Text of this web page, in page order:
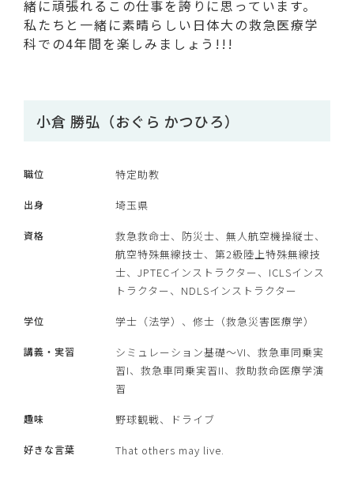
緒に頑張れるこの仕事を誇りに思っています。
私たちと一緒に素晴らしい日体大の救急医療学
科での4年間を楽しみましょう!!!
小倉 勝弘（おぐら かつひろ）
職位 特定助教
出身 埼玉県
資格
救急救命士、防災士、無人航空機操縦士、
航空特殊無線技士、第2級陸上特殊無線技
士、JPTECインストラクター、ICLSインス
トラクター、NDLSインストラクター
学位 学士（法学）、修士（救急災害医療学）
講義・実習
シミュレーション基礎～VI、救急車同乗実
習I、救急車同乗実習II、救助救命医療学演
習
趣味 野球観戦、ドライブ
好きな言葉 That others may live.